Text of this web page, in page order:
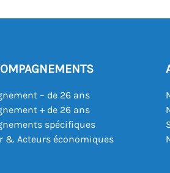
– de 26 ans
+ de 26 ans
spécifiques
& Acteurs économiques